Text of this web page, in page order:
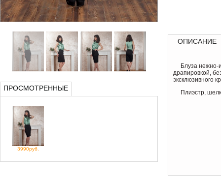
ПРОСМОТРЕННЫЕ
3990руб.
ОПИСАНИЕ
Блуза нежно-
драпировкой,
эксклюзивного
Плиэстр, шелк